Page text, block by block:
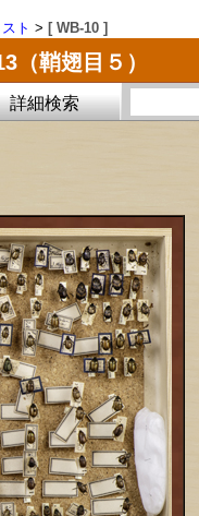
ト > [ WB-10 ]
（鞘翅目５）
詳細検索